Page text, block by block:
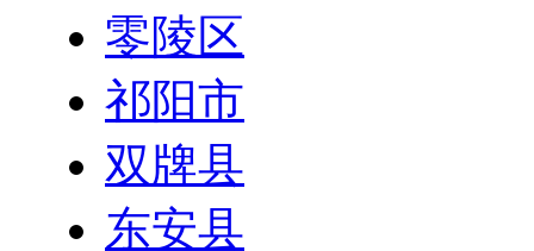
零陵区
祁阳市
双牌县
东安县